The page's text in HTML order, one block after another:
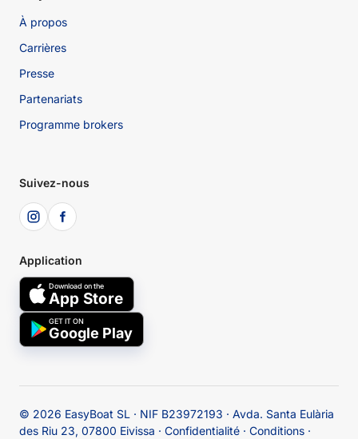
À propos
Carrières
Presse
Partenariats
Programme brokers
Suivez-nous
Application
Download on the
App Store
GET IT ON
Google Play
© 2026 EasyBoat SL · NIF B23972193 · Avda. Santa Eulària
des Riu 23, 07800 Eivissa · Confidentialité · Conditions ·